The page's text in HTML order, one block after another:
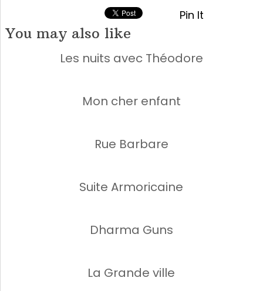
Pin It
You may also like
Les nuits avec Théodore
Mon cher enfant
Rue Barbare
Suite Armoricaine
Dharma Guns
La Grande ville